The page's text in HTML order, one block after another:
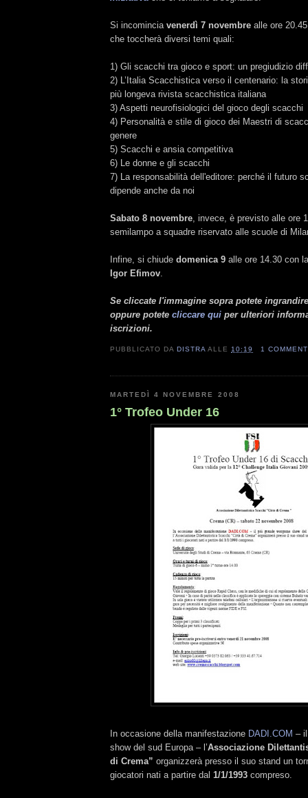
Si incomincia venerdì 7 novembre alle ore
che toccherà diversi temi quali:
1) Gli scacchi tra gioco e sport: un pregiudizio
2) L’Italia Scacchistica verso il centenario: la
più longeva rivista scacchistica italiana
3) Aspetti neurofisiologici del gioco degli scacchi
4) Personalità e stile di gioco dei Maestri di
genere
5) Scacchi e ansia competitiva
6) Le donne e gli scacchi
7) La responsabilità dell'editore: perché il futuro
dipende anche da noi
Sabato 8 novembre, invece, è previsto alle ore
semilampo a squadre riservato alle scuole di
Infine, si chiude domenica 9 alle ore 14.30 con
Igor Efimov.
Se cliccate l'immagine sopra potete
oppure potete cliccare qui per ulteriori
iscrizioni.
PUBBLICATO DADISTRA ALLE10:19 1
MARTEDÌ 4 NOVEMBRE 2008
1° Trofeo Under 16
In occasione della manifestazione DADI.COM –
show del sud Europa – l’Associazione
di Crema” organizzerà presso il suo stand un
giocatori nati a partire dal 1/1/1993 compreso.